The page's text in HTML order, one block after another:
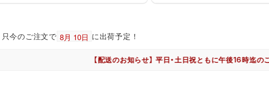
只今のご注文で に出荷予定！
【配送のお知らせ】 平日・土日祝ともに午後16時迄のご注文は